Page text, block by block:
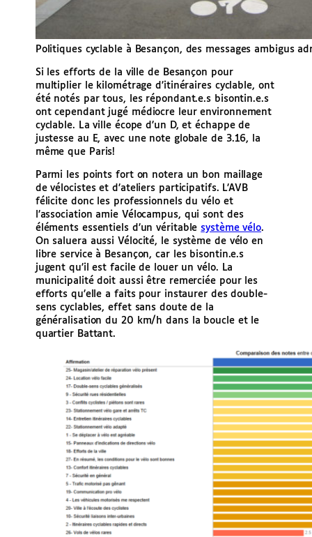
Politiques cyclable à Besançon, des messages ambigus
Si les efforts de la ville de Besançon pour
multiplier le kilométrage d’itinéraires cyclable, ont
été notés par tous, les répondant.e.s bisontin.e.s
ont cependant jugé médiocre leur environnement
cyclable. La ville écope d’un D, et échappe de
justesse au E, avec une note globale de 3.16, la
même que Paris!
Parmi les points fort on notera un bon maillage
de vélocistes et d’ateliers participatifs. L’AVB
félicite donc les professionnels du vélo et
l’association amie Vélocampus, qui sont des
éléments essentiels d’un véritable système vélo.
On saluera aussi Vélocité, le système de vélo en
libre service à Besançon, car les bisontin.e.s
jugent qu’il est facile de louer un vélo. La
municipalité doit aussi être remerciée pour les
efforts qu’elle a faits pour instaurer des double-
sens cyclables, effet sans doute de la
généralisation du 20 km/h dans la boucle et le
quartier Battant.